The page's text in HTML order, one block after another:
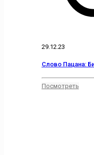
29.12.23
Слово Пацана:
Посмотреть